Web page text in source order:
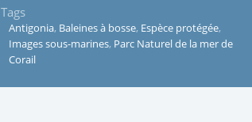
Tags
Antigonia, Baleines à bosse, Espèce protégée,
Images sous-marines, Parc Naturel de la mer de
Corail